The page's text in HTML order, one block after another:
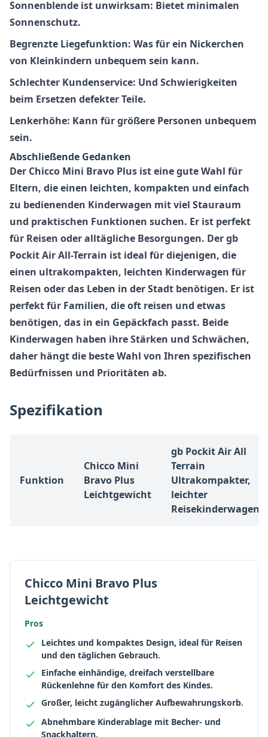
Sonnenblende ist unwirksam: Bietet minimalen
Sonnenschutz.
Begrenzte Liegefunktion: Was für ein Nickerchen
von Kleinkindern unbequem sein kann.
Schlechter Kundenservice: Und Schwierigkeiten
beim Ersetzen defekter Teile.
Lenkerhöhe: Kann für größere Personen unbequem
sein.
Abschließende Gedanken
Der Chicco Mini Bravo Plus ist eine gute Wahl für
Eltern, die einen leichten, kompakten und einfach
zu bedienenden Kinderwagen mit viel Stauraum
und praktischen Funktionen suchen. Er ist perfekt
für Reisen oder alltägliche Besorgungen. Dergb
Pockit Air All-Terrain ist ideal für diejenigen, die
einen ultrakompakten, leichten Kinderwagen für
Reisen oder das Leben in der Stadt benötigen. Er ist
perfekt für Familien, die oft reisen und etwas
benötigen, das in ein Gepäckfach passt. Beide
Kinderwagen haben ihre Stärken und Schwächen,
daher hängt die beste Wahl von Ihren spezifischen
Bedürfnissen und Prioritäten ab.
Spezifikation
Funktion
Chicco Mini
Bravo Plus
Leichtgewicht
gb Pockit Air All
Terrain
Ultrakompakter,
leichter
Reisekinderwagen
Chicco Mini Bravo Plus
Leichtgewicht
Pros
Leichtes und kompaktes Design, ideal für Reisen
und den täglichen Gebrauch.
Einfache einhändige, dreifach verstellbare
Rückenlehne für den Komfort des Kindes.
Großer, leicht zugänglicher Aufbewahrungskorb.
Abnehmbare Kinderablage mit Becher- und
Snackhaltern.